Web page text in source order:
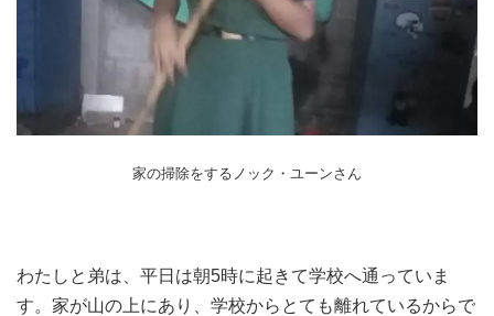
家の掃除をするノック・ユーンさん
わたしと弟は、平日は朝5時に起きて学校へ通っていま
す。家が山の上にあり、学校からとても離れているからで